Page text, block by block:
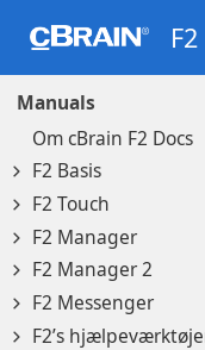
Manuals
Om cBrain F2 Docs
F2 Basis
F2 Touch
F2 Manager
F2 Manager 2
F2 Messenger
F2’s